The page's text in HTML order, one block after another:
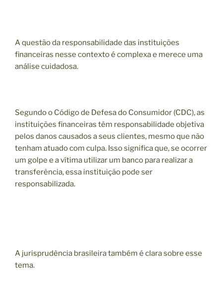
A questão da responsabilidade das instituições
financeiras nesse contexto é complexa e merece uma
análise cuidadosa.
Segundo o Código de Defesa do Consumidor (CDC), as
instituições financeiras têm responsabilidade objetiva
pelos danos causados a seus clientes, mesmo que não
tenham atuado com culpa. Isso significa que, se ocorrer
um golpe e a vítima utilizar um banco para realizar a
transferência, essa instituição pode ser
responsabilizada.
A jurisprudência brasileira também é clara sobre esse
tema.